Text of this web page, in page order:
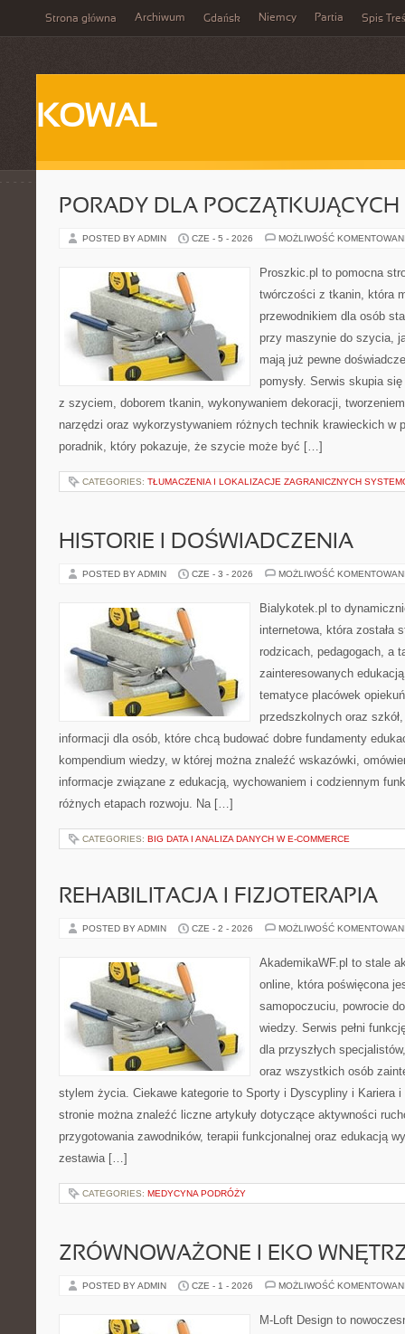
Strona główna Archiwum Gdańsk Niemcy Partia Spis
KOWAL
PORADY DLA
POSTED BY ADMIN CZE - 5 - 2026 MOŻLIWOŚĆ
Proszkic.pl to pomocna
twórczości z tkanin, która
przewodnikiem dla osób
przy maszynie do szycia,
mają już pewne
pomysły. Serwis skupia
z szyciem, doborem tkanin, wykonywaniem dekoracji,
narzędzi oraz wykorzystywaniem różnych technik krawieckich w
poradnik, który pokazuje, że szycie może być […]
CATEGORIES: TŁUMACZENIA I LOKALIZACJE ZAGRANICZNYCH
HISTORIE I DOŚWIADCZENIA
POSTED BY ADMIN CZE - 3 - 2026 MOŻLIWOŚĆ
Bialykotek.pl to
internetowa, która została
rodzicach, pedagogach, a
zainteresowanych
tematyce placówek
przedszkolnych oraz
informacji dla osób, które chcą budować dobre fundamenty
kompendium wiedzy, w której można znaleźć wskazówki,
informacje związane z edukacją, wychowaniem i codziennym
różnych etapach rozwoju. Na […]
CATEGORIES: BIG DATA I ANALIZA DANYCH W E-COMMERCE
REHABILITACJA I FIZJOTERAPIA
POSTED BY ADMIN CZE - 2 - 2026 MOŻLIWOŚĆ
AkademikaWF.pl to stale
online, która poświęcona
samopoczuciu, powrocie
wiedzy. Serwis pełni
dla przyszłych
oraz wszystkich osób
stylem życia. Ciekawe kategorie to Sporty i Dyscypliny i Kariera i
stronie można znaleźć liczne artykuły dotyczące aktywności
przygotowania zawodników, terapii funkcjonalnej oraz edukacją
zestawia […]
CATEGORIES: MEDYCYNA PODRÓŻY
ZRÓWNOWAŻONE I EKO
POSTED BY ADMIN CZE - 1 - 2026 MOŻLIWOŚĆ
M-Loft Design to